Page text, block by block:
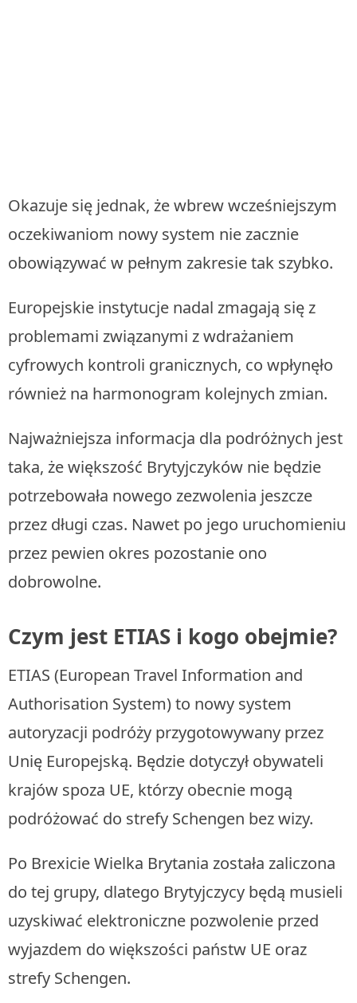
Okazuje się jednak, że wbrew wcześniejszym
oczekiwaniom nowy system nie zacznie
obowiązywać w pełnym zakresie tak szybko.
Europejskie instytucje nadal zmagają się z
problemami związanymi z wdrażaniem
cyfrowych kontroli granicznych, co wpłynęło
również na harmonogram kolejnych zmian.
Najważniejsza informacja dla podróżnych jest
taka, że większość Brytyjczyków nie będzie
potrzebowała nowego zezwolenia jeszcze
przez długi czas. Nawet po jego uruchomieniu
przez pewien okres pozostanie ono
dobrowolne.
Czym jest ETIAS i kogo obejmie?
ETIAS (European Travel Information and
Authorisation System) to nowy system
autoryzacji podróży przygotowywany przez
Unię Europejską. Będzie dotyczył obywateli
krajów spoza UE, którzy obecnie mogą
podróżować do strefy Schengen bez wizy.
Po Brexicie Wielka Brytania została zaliczona
do tej grupy, dlatego Brytyjczycy będą musieli
uzyskiwać elektroniczne pozwolenie przed
wyjazdem do większości państw UE oraz
strefy Schengen.